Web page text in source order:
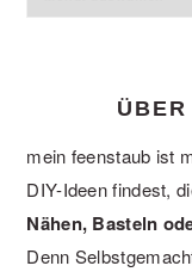
mein feenstaub ist
DIY-Ideen findest,
Nähen, Basteln
Denn